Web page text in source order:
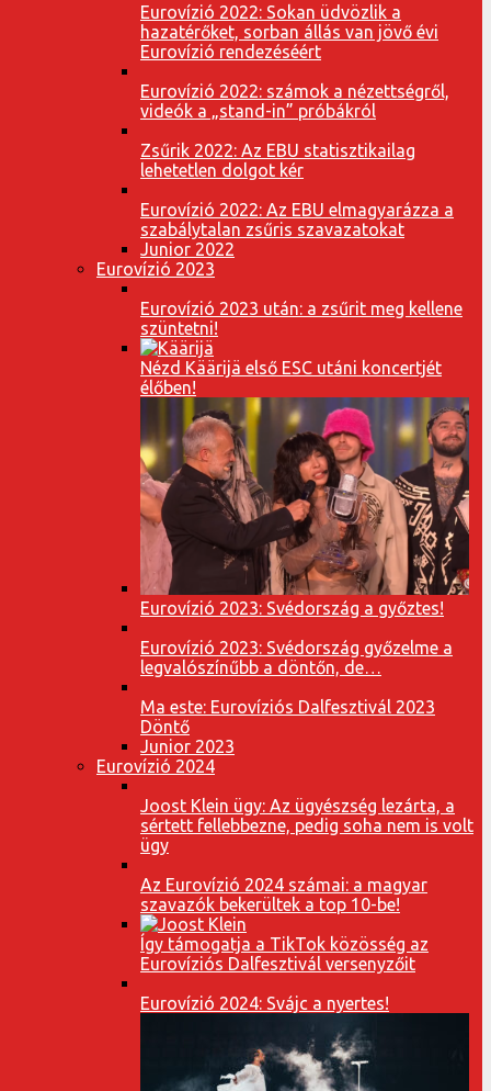
Eurovízió 2022: Sokan üdvözlik a
hazatérőket, sorban állás van jövő évi
Eurovízió rendezéséért
Eurovízió 2022: számok a nézettségről,
videók a „stand-in” próbákról
Zsűrik 2022: Az EBU statisztikailag
lehetetlen dolgot kér
Eurovízió 2022: Az EBU elmagyarázza a
szabálytalan zsűris szavazatokat
Junior 2022
Eurovízió 2023
Eurovízió 2023 után: a zsűrit meg kellene
szüntetni!
Nézd Käärijä első ESC utáni koncertjét
élőben!
Eurovízió 2023: Svédország a győztes!
Eurovízió 2023: Svédország győzelme a
legvalószínűbb a döntőn, de…
Ma este: Eurovíziós Dalfesztivál 2023
Döntő
Junior 2023
Eurovízió 2024
Joost Klein ügy: Az ügyészség lezárta, a
sértett fellebbezne, pedig soha nem is volt
ügy
Az Eurovízió 2024 számai: a magyar
szavazók bekerültek a top 10-be!
Így támogatja a TikTok közösség az
Eurovíziós Dalfesztivál versenyzőit
Eurovízió 2024: Svájc a nyertes!